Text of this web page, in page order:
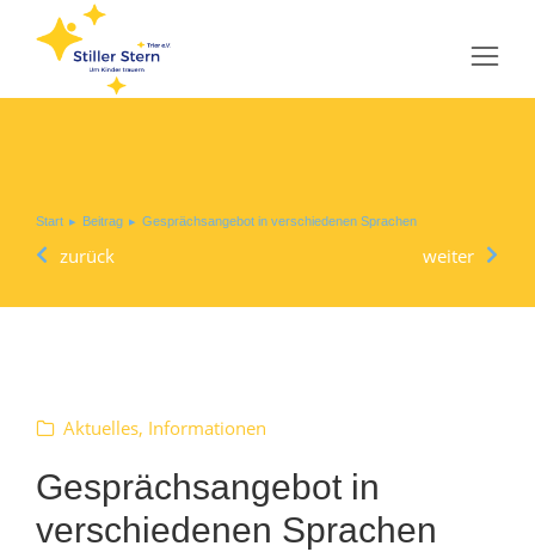
Sie befinden sich hier:
Start Beitrag Gesprächsangebot in verschiedenen Sprachen
zurück weiter
Aktuelles, Informationen
Gesprächsangebot in
verschiedenen Sprachen